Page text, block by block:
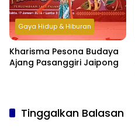
Gaya Hidup & Hiburan
Kharisma Pesona Budaya
Ajang Pasanggiri Jaipong
Tinggalkan Balasan